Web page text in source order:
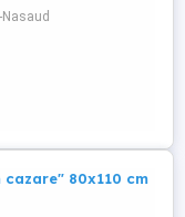
tel. .
cazare" 80x110 cm